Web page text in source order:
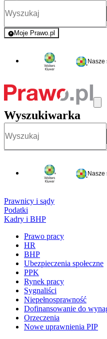
Moje Prawo.pl
- rejestracja i logowanie do
Nasze
Wyszukiwarka
Nasze
Prawnicy i sądy
Podatki
Kadry i BHP
Prawo pracy
HR
BHP
Ubezpieczenia społeczne
PPK
Rynek pracy
Sygnaliści
Niepełnosprawność
Dofinansowanie do
Orzeczenia
Nowe uprawnienia PIP